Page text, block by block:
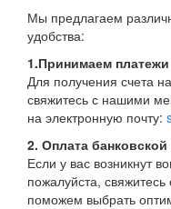
Мы предлагаем
удобства:
1.Принимаем
Для получения счета
свяжитесь с нашими
на электронную почту:
2. Оплата банковской
Если у вас возникнут
пожалуйста,
поможем выбрать